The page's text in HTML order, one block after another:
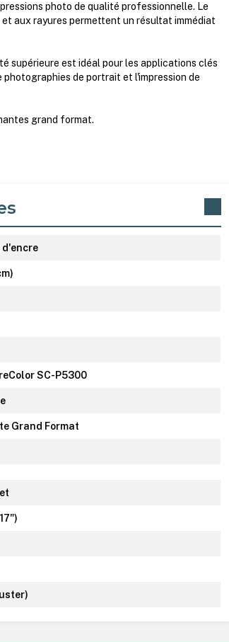
photo de qualité professionnelle. Le
aux rayures permettent un résultat immédiat
supérieure est idéal pour les applications clés
de portrait et l'impression de
grand format.
d'encre
SC-P5300
Grand Format